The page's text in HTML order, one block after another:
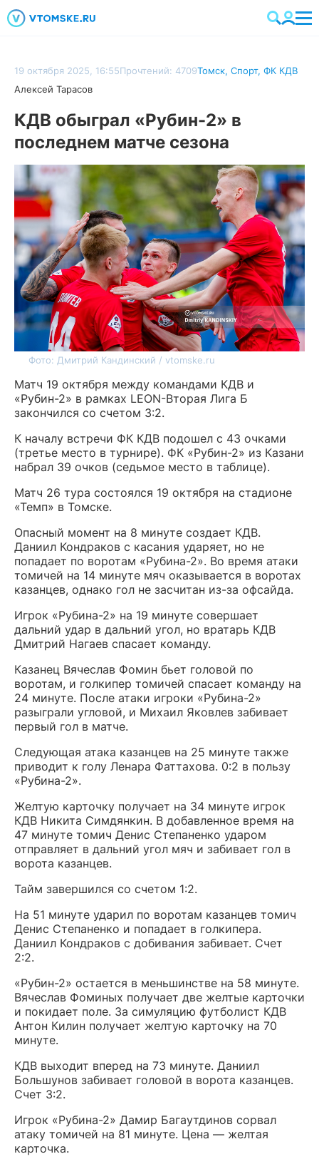
19 октября 2025, 16:55Прочтений: 4709Томск, Спорт, ФК КДВ
Алексей Тарасов
КДВ обыграл «Рубин-2» в
последнем матче сезона
Фото: Дмитрий Кандинский / vtomske.ru
Матч 19 октября между командами КДВ и
«Рубин-2» в рамках LEON-Вторая Лига Б
закончился со счетом 3:2.
К началу встречи ФК КДВ подошел с 43 очками
(третье место в турнире). ФК «Рубин-2» из Казани
набрал 39 очков (седьмое место в таблице).
Матч 26 тура состоялся 19 октября на стадионе
«Темп» в Томске.
Опасный момент на 8 минуте создает КДВ.
Даниил Кондраков с касания ударяет, но не
попадает по воротам «Рубина-2». Во время атаки
томичей на 14 минуте мяч оказывается в воротах
казанцев, однако гол не засчитан из-за офсайда.
Игрок «Рубина-2» на 19 минуте совершает
дальний удар в дальний угол, но вратарь КДВ
Дмитрий Нагаев спасает команду.
Казанец Вячеслав Фомин бьет головой по
воротам, и голкипер томичей спасает команду на
24 минуте. После атаки игроки «Рубина-2»
разыграли угловой, и Михаил Яковлев забивает
первый гол в матче.
Следующая атака казанцев на 25 минуте также
приводит к голу Ленара Фаттахова. 0:2 в пользу
«Рубина-2».
Желтую карточку получает на 34 минуте игрок
КДВ Никита Симдянкин. В добавленное время на
47 минуте томич Денис Степаненко ударом
отправляет в дальний угол мяч и забивает гол в
ворота казанцев.
Тайм завершился со счетом 1:2.
На 51 минуте ударил по воротам казанцев томич
Денис Степаненко и попадает в голкипера.
Даниил Кондраков с добивания забивает. Счет
2:2.
«Рубин-2» остается в меньшинстве на 58 минуте.
Вячеслав Фоминых получает две желтые карточки
и покидает поле. За симуляцию футболист КДВ
Антон Килин получает желтую карточку на 70
минуте.
КДВ выходит вперед на 73 минуте. Даниил
Большунов забивает головой в ворота казанцев.
Счет 3:2.
Игрок «Рубина-2» Дамир Багаутдинов сорвал
атаку томичей на 81 минуте. Цена — желтая
карточка.